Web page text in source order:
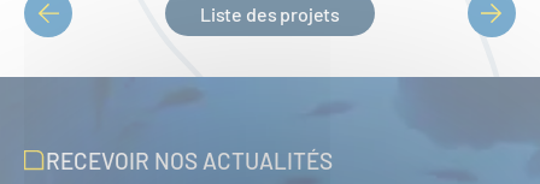
PAGINATION
Liste des projets
RECEVOIR NOS ACTUALITÉS